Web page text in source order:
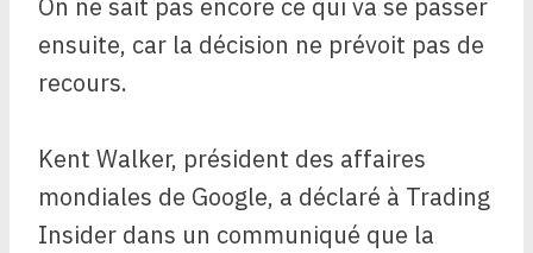
On ne sait pas encore ce qui va se passer
ensuite, car la décision ne prévoit pas de
recours.
Kent Walker, président des affaires
mondiales de Google, a déclaré à Trading
Insider dans un communiqué que la